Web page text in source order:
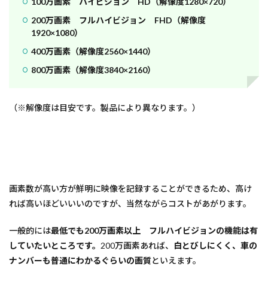
200万画素 フルハイビジョン FHD（解像度
1920×1080）
400万画素（解像度2560×1440）
800万画素（解像度3840×2160）
（※解像度は目安です。製品により異なります。）
画素数が高い方が鮮明に映像を記録することができるため、高け
れば高いほどいいいのですが、当然ながらコストがあがります。
一般的には最低でも200万画素以上 フルハイビジョンの機能は有
していたいところです。 200万画素あれば、
白とびしにくく、車の
ナンバーも普通にわかるぐらいの画質といえます。